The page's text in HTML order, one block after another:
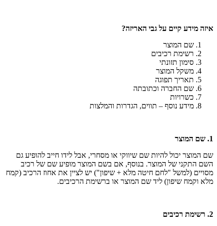
איזה מידע קיים על גבי האריזה?
שם המוצר
רשימת רכיבים
סימון תזונתי
משקל המוצר
תאריך תפוגה
שם החברה וכתובתה
כשרויות
מידע נוסף – תווים, הגדרות והמלצות
1. שם המוצר
שם המוצר יכול להיות שם שיווקי או מסחרי, אבל לידו חייב להופיע גם
השם התקני של המוצר. בנוסף, אם בשם המוצר מופיע שם של רכיב
מסויים (למשל "לחם חיטה מלא + שיפון") יש לציין את אחוז הרכיב (קמח
מלא וקמח שיפון) ליד שם המוצר או ברשימת הרכיבים.
2. רשימת רכיבים